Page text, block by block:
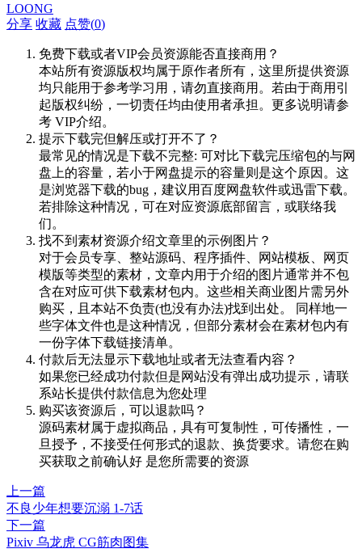
LOONG
分享 收藏 点赞(0)
免费下载或者VIP会员资源能否直接商用？
本站所有资源版权均属于原作者所有，这里所提供资源
均只能用于参考学习用，请勿直接商用。若由于商用引
起版权纠纷，一切责任均由使用者承担。更多说明请参
考 VIP介绍。
提示下载完但解压或打开不了？
最常见的情况是下载不完整: 可对比下载完压缩包的与网
盘上的容量，若小于网盘提示的容量则是这个原因。这
是浏览器下载的bug，建议用百度网盘软件或迅雷下载。
若排除这种情况，可在对应资源底部留言，或联络我
们。
找不到素材资源介绍文章里的示例图片？
对于会员专享、整站源码、程序插件、网站模板、网页
模版等类型的素材，文章内用于介绍的图片通常并不包
含在对应可供下载素材包内。这些相关商业图片需另外
购买，且本站不负责(也没有办法)找到出处。 同样地一
些字体文件也是这种情况，但部分素材会在素材包内有
一份字体下载链接清单。
付款后无法显示下载地址或者无法查看内容？
如果您已经成功付款但是网站没有弹出成功提示，请联
系站长提供付款信息为您处理
购买该资源后，可以退款吗？
源码素材属于虚拟商品，具有可复制性，可传播性，一
旦授予，不接受任何形式的退款、换货要求。请您在购
买获取之前确认好 是您所需要的资源
上一篇
不良少年想要沉溺 1-7话
下一篇
Pixiv 乌龙虎 CG筋肉图集